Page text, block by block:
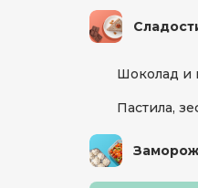
Шоколад и
Пастила,